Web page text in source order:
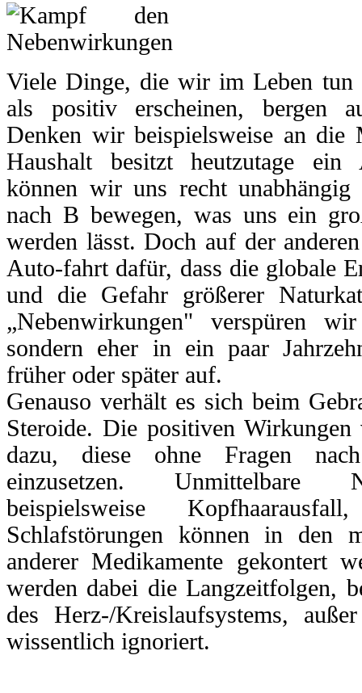
Viele Dinge, die wir im Leben tun
als positiv erscheinen, bergen
Denken wir beispielsweise an die
Haushalt besitzt heutzutage
können wir uns recht
nach B bewegen, was uns ein
werden lässt. Doch auf der
Auto-fahrt dafür, dass die globale
und die Gefahr größerer
„Nebenwirkungen" verspüren
sondern eher in ein paar
früher oder später auf.
Genauso verhält es sich beim
Steroide. Die positiven
dazu, diese ohne Fragen
einzusetzen. Unmittelbare
beispielsweise
Schlafstörungen können in den
anderer Medikamente gekontert
werden dabei die Langzeitfolgen,
des Herz-/Kreislaufsystems,
wissentlich ignoriert.